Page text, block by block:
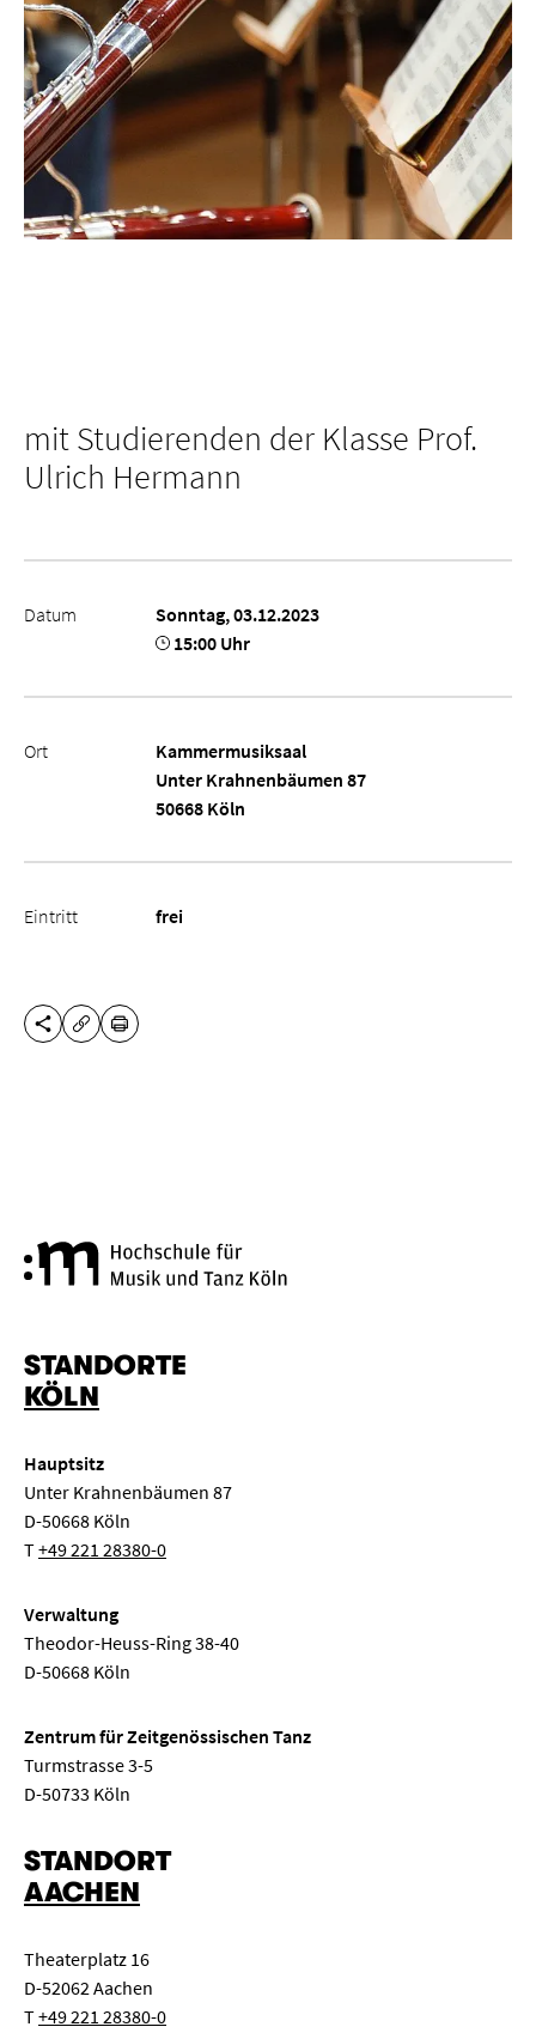
mit Studierenden der Klasse Prof.
Ulrich Hermann
Datum
Sonntag, 03.12.2023
15:00 Uhr
Ort
Kammermusiksaal
Unter Krahnenbäumen 87
50668 Köln
Eintritt frei
DIESE SEITE TEILEN
URL KOPIEREN
DRUCKEN
STANDORTE
KÖLN
Hauptsitz
Unter Krahnenbäumen 87
D-50668 Köln
T+49 221 28380-0
Verwaltung
Theodor-Heuss-Ring 38-40
D-50668 Köln
Zentrum für Zeitgenössischen Tanz
Turmstrasse 3-5
D-50733 Köln
STANDORT
AACHEN
Theaterplatz 16
D-52062 Aachen
T+49 221 28380-0